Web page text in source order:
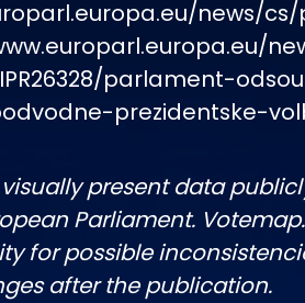
news/
parlament-
prezidentske-
present data
Parliament.
for possible
after the publication.